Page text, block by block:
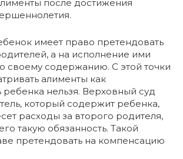
после достижения
имеет право претендовать
а на исполнение ими
своему содержанию. С этой точки
алименты как
ребенка нельзя. Верховный суд
который содержит ребенка,
расходы за второго родителя,
такую обязанность. Такой
претендовать на компенсацию